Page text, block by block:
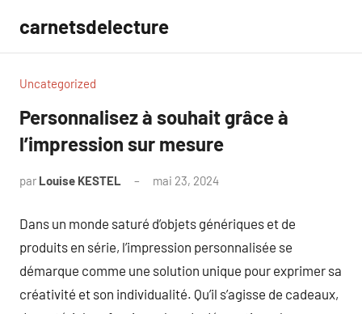
contenu
carnetsdelecture
Uncategorized
Personnalisez à souhait grâce à
l’impression sur mesure
par Louise KESTEL mai 23, 2024
Dans un monde saturé d’objets génériques et de
produits en série, l’impression personnalisée se
démarque comme une solution unique pour exprimer sa
créativité et son individualité. Qu’il s’agisse de cadeaux,